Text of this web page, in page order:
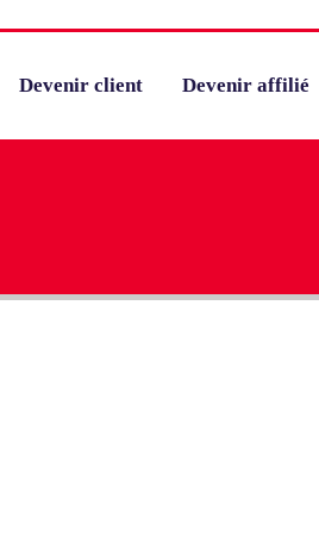
Devenir client Devenir affilié